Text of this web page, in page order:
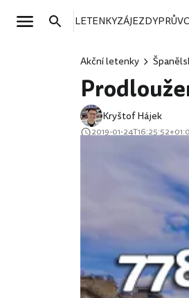
LETENKYZÁJEZDY
Akční letenky
Kryštof Hájek
2019-01-